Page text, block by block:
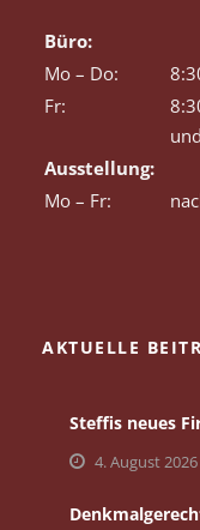
Büro:
Mo – Do:
Fr:
Ausstellung:
Mo – Fr:
AKTUELLE
Steffis neues
4. August 2026